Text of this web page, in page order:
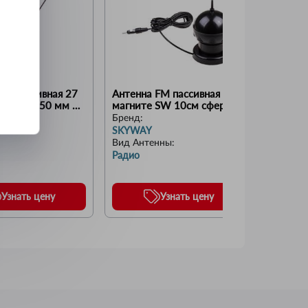
27
70x50 мм
Узнать цену
Антенна FM пассивная на
магните SW 10см сфера
d7см пластиковый корпус
d8см кабель 3м Черный
Бренд:
SKYWAY
Вид Антенны:
Радио
Узнать цену